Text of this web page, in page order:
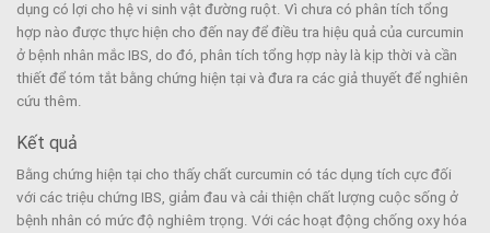
dụng có lợi cho hệ vi sinh vật đường ruột. Vì chưa có phân tích tổng
hợp nào được thực hiện cho đến nay để điều tra hiệu quả của curcumin
ở bệnh nhân mắc IBS, do đó, phân tích tổng hợp này là kịp thời và cần
thiết để tóm tắt bằng chứng hiện tại và đưa ra các giả thuyết để nghiên
cứu thêm.
Kết quả
Bằng chứng hiện tại cho thấy chất curcumin có tác dụng tích cực đối
với các triệu chứng IBS, giảm đau và cải thiện chất lượng cuộc sống ở
bệnh nhân có mức độ nghiêm trọng. Với các hoạt động chống oxy hóa